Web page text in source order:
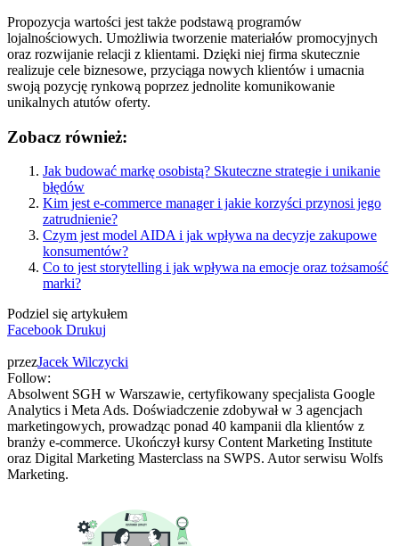
Propozycja wartości jest także podstawą programów
lojalnościowych. Umożliwia tworzenie materiałów promocyjnych
oraz rozwijanie relacji z klientami. Dzięki niej firma skutecznie
realizuje cele biznesowe, przyciąga nowych klientów i umacnia
swoją pozycję rynkową poprzez jednolite komunikowanie
unikalnych atutów oferty.
Zobacz również:
Jak budować markę osobistą? Skuteczne strategie i unikanie
błędów
Kim jest e-commerce manager i jakie korzyści przynosi jego
zatrudnienie?
Czym jest model AIDA i jak wpływa na decyzje zakupowe
konsumentów?
Co to jest storytelling i jak wpływa na emocje oraz tożsamość
marki?
Podziel się artykułem
Facebook Drukuj
przezJacek Wilczycki
Follow:
Absolwent SGH w Warszawie, certyfikowany specjalista Google
Analytics i Meta Ads. Doświadczenie zdobywał w 3 agencjach
marketingowych, prowadząc ponad 40 kampanii dla klientów z
branży e-commerce. Ukończył kursy Content Marketing Institute
oraz Digital Marketing Masterclass na SWPS. Autor serwisu Wolfs
Marketing.